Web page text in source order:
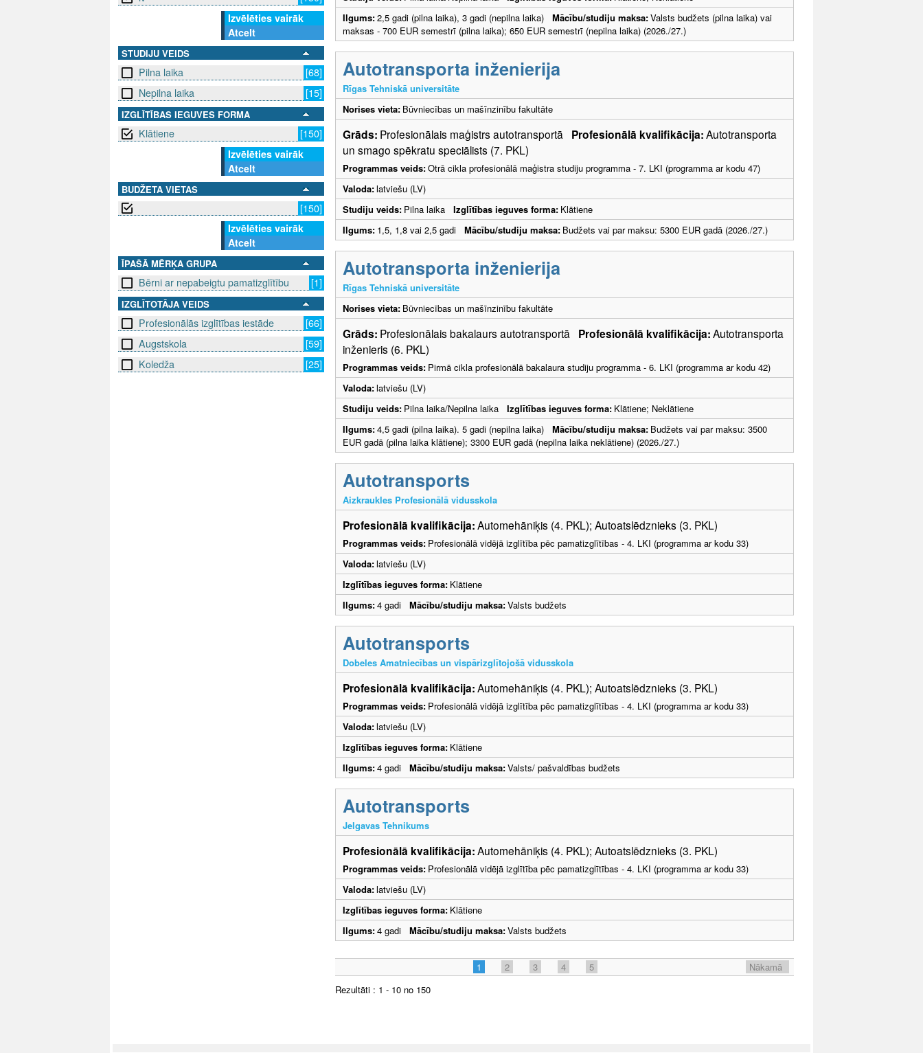
Izvēlēties vairāk
Atcelt
STUDIJU VEIDS
Pilna laika
[68]
Nepilna laika
[15]
IZGLĪTĪBAS IEGUVES FORMA
Klātiene
[150]
Izvēlēties vairāk
Atcelt
BUDŽETA VIETAS
[150]
Izvēlēties vairāk
Atcelt
ĪPAŠĀ MĒRĶA GRUPA
Bērni ar nepabeigtu pamatizglītību [1]
IZGLĪTOTĀJA VEIDS
Profesionālās izglītības iestāde
[66]
Augstskola
[59]
Koledža
[25]
Ilgums:2,5 gadi (pilna laika), 3 gadi (nepilna laika) Mācību/studiju maksa:Valsts budžets (pilna laika) vai
maksas - 700 EUR semestrī (pilna laika); 650 EUR semestrī (nepilna laika) (2026./27.)
Autotransporta inženierija
Rīgas Tehniskā universitāte
Norises vieta: Būvniecības un mašīnzinību fakultāte
Grāds: Profesionālais maģistrs autotransportā Profesionālā kvalifikācija:Autotransporta
un smago spēkratu speciālists (7. PKL)
Programmas veids:Otrā cikla profesionālā maģistra studiju programma - 7. LKI (programma ar kodu 47)
Valoda:latviešu (LV)
Studiju veids: Pilna laika Izglītības ieguves forma: Klātiene
Ilgums: 1,5, 1,8 vai 2,5 gadi Mācību/studiju maksa: Budžets vai par maksu: 5300 EUR gadā (2026./27.)
Autotransporta inženierija
Rīgas Tehniskā universitāte
Norises vieta: Būvniecības un mašīnzinību fakultāte
Grāds: Profesionālais bakalaurs autotransportā Profesionālā kvalifikācija:Autotransporta
inženieris (6. PKL)
Programmas veids: Pirmā cikla profesionālā bakalaura studiju programma - 6. LKI (programma ar kodu 42)
Valoda:latviešu (LV)
Studiju veids: Pilna laika/Nepilna laika Izglītības ieguves forma: Klātiene; Neklātiene
Ilgums:4,5 gadi (pilna laika). 5 gadi (nepilna laika) Mācību/studiju maksa: Budžets vai par maksu: 3500
EUR gadā (pilna laika klātiene); 3300 EUR gadā (nepilna laika neklātiene) (2026./27.)
Autotransports
Aizkraukles Profesionālā vidusskola
Profesionālā kvalifikācija:Automehāniķis (4. PKL); Autoatslēdznieks (3. PKL)
Programmas veids: Profesionālā vidējā izglītība pēc pamatizglītības - 4. LKI (programma ar kodu 33)
Valoda:latviešu (LV)
Izglītības ieguves forma: Klātiene
Ilgums:4 gadi Mācību/studiju maksa:Valsts budžets
Autotransports
Dobeles Amatniecības un vispārizglītojošā vidusskola
Profesionālā kvalifikācija:Automehāniķis (4. PKL); Autoatslēdznieks (3. PKL)
Programmas veids: Profesionālā vidējā izglītība pēc pamatizglītības - 4. LKI (programma ar kodu 33)
Valoda:latviešu (LV)
Izglītības ieguves forma: Klātiene
Ilgums:4 gadi Mācību/studiju maksa:Valsts/ pašvaldības budžets
Autotransports
Jelgavas Tehnikums
Profesionālā kvalifikācija:Automehāniķis (4. PKL); Autoatslēdznieks (3. PKL)
Programmas veids: Profesionālā vidējā izglītība pēc pamatizglītības - 4. LKI (programma ar kodu 33)
Valoda:latviešu (LV)
Izglītības ieguves forma: Klātiene
Ilgums:4 gadi Mācību/studiju maksa:Valsts budžets
1 2 3 4 5
Nākamā
Rezultāti : 1 - 10 no 150